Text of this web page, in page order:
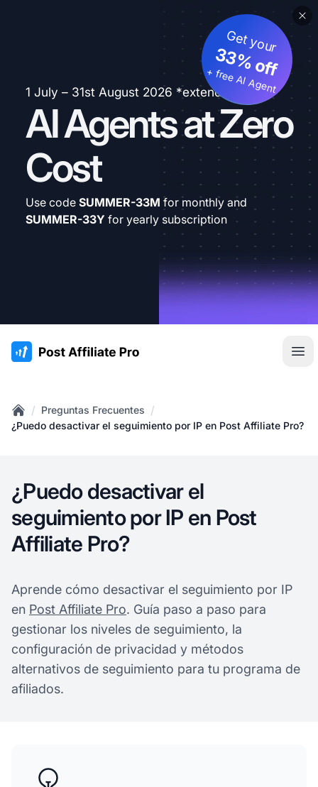
1 July – 31st August 2026 *extended
AI Agents at Zero
Cost
Get your
33% off
+ free AI Agent
Use code SUMMER-33M for monthly and
SUMMER-33Y for yearly subscription
:site.title
Home
/ Preguntas Frecuentes /
¿Puedo desactivar el seguimiento por IP en Post Affiliate Pro?
¿Puedo desactivar el
seguimiento por IP en Post
Affiliate Pro?
Aprende cómo desactivar el seguimiento por IP
en Post Affiliate Pro. Guía paso a paso para
gestionar los niveles de seguimiento, la
configuración de privacidad y métodos
alternativos de seguimiento para tu programa de
afiliados.